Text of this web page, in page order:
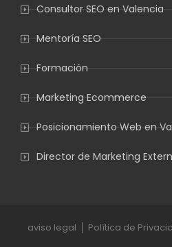
Consultor SEO en Valencia
Mentoría SEO
Formación
Marketing Ecommerce
Posicionamiento Web en
Director de Marketing
aviso legal Política de